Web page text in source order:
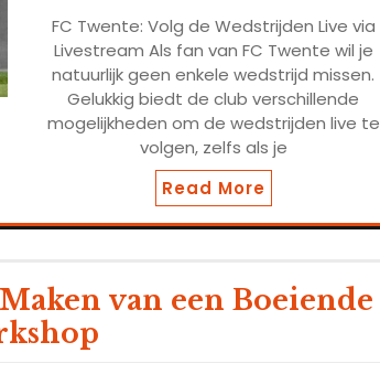
FC Twente: Volg de Wedstrijden Live via
Livestream Als fan van FC Twente wil je
natuurlijk geen enkele wedstrijd missen.
Gelukkig biedt de club verschillende
mogelijkheden om de wedstrijden live te
volgen, zelfs als je
Read More
van een Boeiende